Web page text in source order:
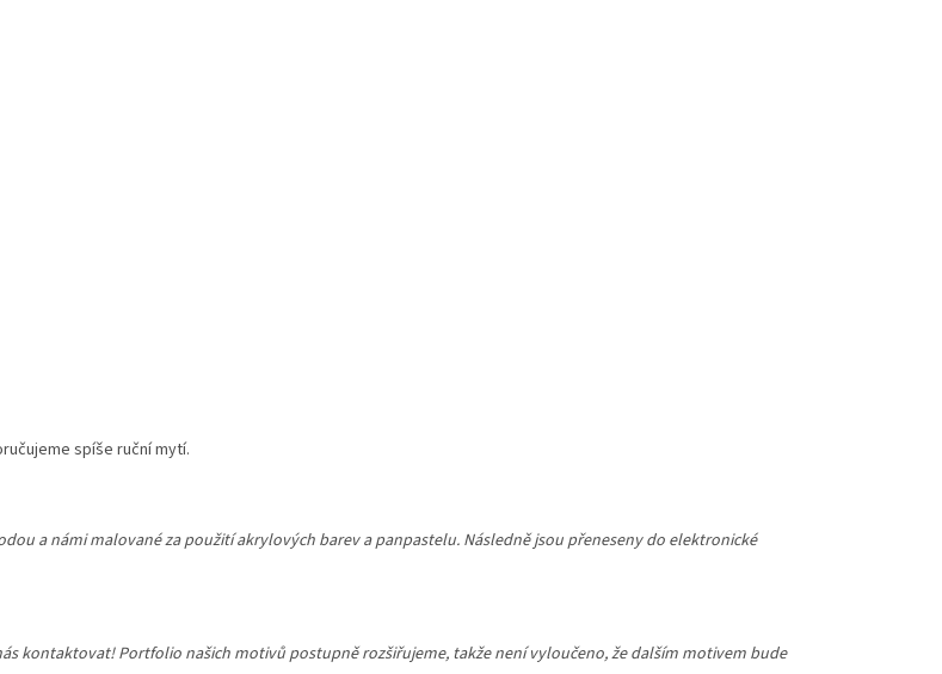
spíše ruční mytí.
a námi malované za použití akrylových barev a panpastelu. Následně jsou přeneseny do elektronické
kontaktovat! Portfolio našich motivů postupně rozšiřujeme, takže není vyloučeno, že dalším motivem bude